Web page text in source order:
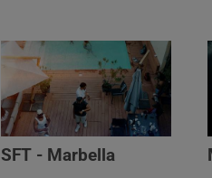
SFT - Marbella